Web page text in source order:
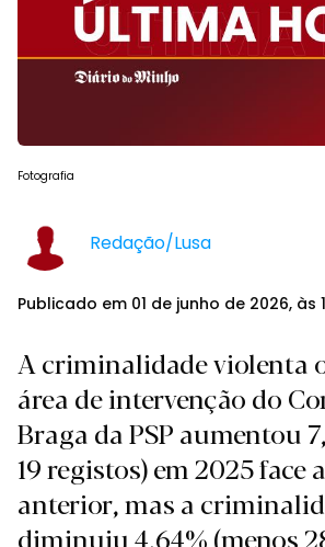
Fotografia
Redação/Lusa
Publicado em 01 de junho de 2026, às
A criminalidade violenta
área de intervenção do
Braga da PSP aumentou
19 registos) em 2025 face
anterior, mas a
diminuiu 4,64% (menos